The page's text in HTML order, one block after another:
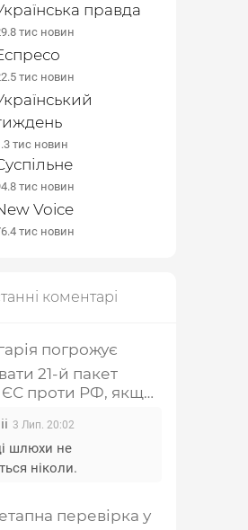
правда
тис новин
тис новин
тис новин
тис новин
Voice
тис новин
коментарі
погрожує
21-й пакет
ЄС проти РФ, якщо
приберуть главу
та
"Лукойла"
3 Лип. 20:02
шлюхи не
ніколи.
перевірка у